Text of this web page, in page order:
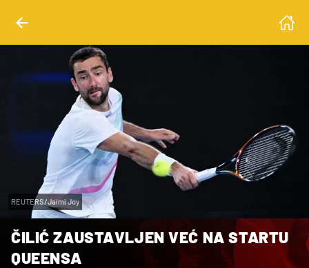
REUTERS/Jaimi Joy
ČILIĆ ZAUSTAVLJEN VEĆ NA STARTU
QUEENSA